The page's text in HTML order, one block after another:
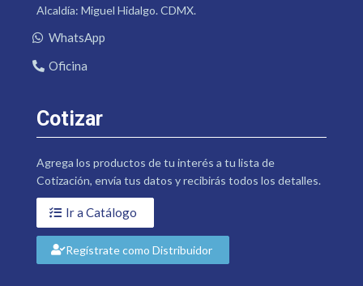
Alcaldía: Miguel Hidalgo. CDMX.
WhatsApp
Oficina
Cotizar
Agrega los productos de tu interés a tu lista de
Cotización, envía tus datos y recibirás todos los detalles.
Ir a Catálogo
Regístrate como Distribuidor